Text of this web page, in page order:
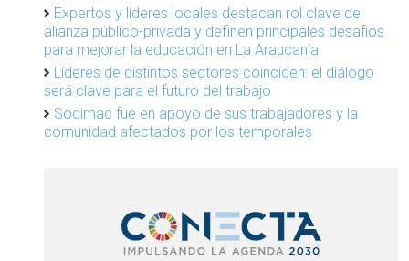
Expertos y líderes locales destacan rol clave de
alianza público-privada y definen principales desafíos
para mejorar la educación en La Araucanía
Líderes de distintos sectores coinciden: el diálogo
será clave para el futuro del trabajo
Sodimac fue en apoyo de sus trabajadores y la
comunidad afectados por los temporales